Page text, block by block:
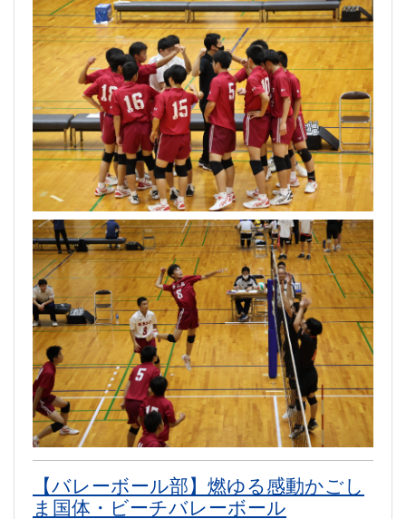
【バレーボール部】燃ゆる感動かごし
ま国体・ビーチバレーボール